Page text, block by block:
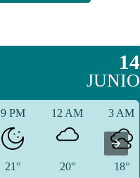
14
JUNIO
9 PM
21°
12 AM
20°
3 AM
18°